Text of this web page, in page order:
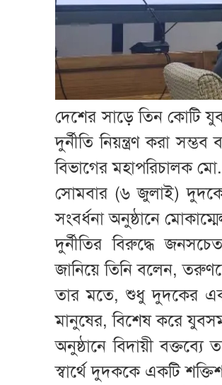
দেশের সাড়ে তিন কোটি
দুর্নীতি নিয়ন্ত্রণ করা
বিভাগের মহাপরিচালক
সোমবার (৬ জুলাই)
সংবর্ধনা অনুষ্ঠানে
দুর্নীতির বিরুদ্ধে
জানিয়ে তিনি বলেন,
তার মতে, শুধু দুদকের
মানুষের, বিশেষ করে
অনুষ্ঠানে বিদায়ী
স্বার্থে দুদককে একটি